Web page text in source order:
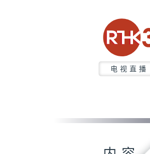
电视直播